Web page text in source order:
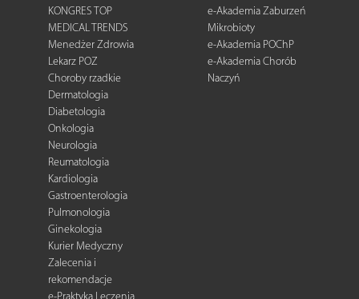
KONGRES TOP
MEDICAL TRENDS
Menedżer Zdrowia
Lekarz POZ
Choroby rzadkie
Dermatologia
Diabetologia
Onkologia
Neurologia
Reumatologia
Kardiologia
Gastroenterologia
Pulmonologia
Ginekologia
Kurier Medyczny
Zalecenia i
rekomendacje
e-Praktyka Leczenia
e-Akademia Zaburzeń
Mikrobioty
e-Akademia POChP
e-Akademia Chorób
Naczyń